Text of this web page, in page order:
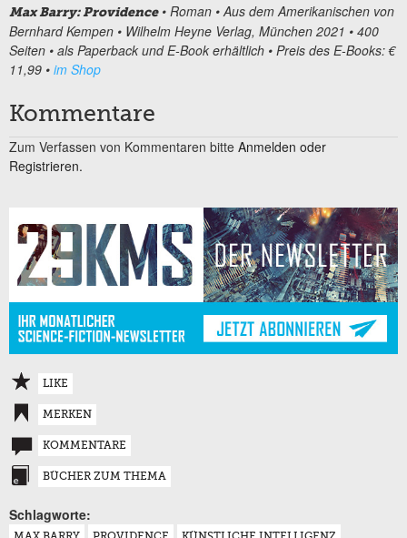
Max Barry: Providence • Roman • Aus dem Amerikanischen von
Bernhard Kempen • Wilhelm Heyne Verlag, München 2021 • 400
Seiten • als Paperback und E-Book erhältlich • Preis des E-Books: €
11,99 • im Shop
Kommentare
Zum Verfassen von Kommentaren bitte Anmelden oder
Registrieren.
LIKE
MERKEN
KOMMENTARE
BÜCHER ZUM THEMA
Schlagworte: